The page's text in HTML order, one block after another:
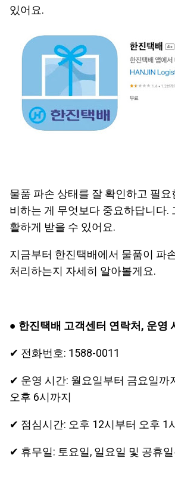
있어요.
물품 파손 상태를 잘 확인하고 필
비하는 게 무엇보다 중요하답니다.
활하게 받을 수 있어요.
지금부터 한진택배에서 물품이 파
처리하는지 자세히 알아볼게요.
● 한진택배 고객센터 연락처, 운영
✔ 전화번호: 1588-0011
✔ 운영 시간: 월요일부터 금요일까
오후 6시까지
✔ 점심시간: 오후 12시부터 오후 1
✔ 휴무일: 토요일, 일요일 및 공휴